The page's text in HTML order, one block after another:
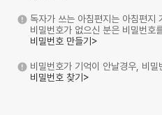
독자가 쓰는 아침편지는 아침편지
비밀번호가 없으신 분은 비밀번호
비밀번호 만들기>
비밀번호가 기억이 안날경우, 비
비밀번호 찾기>